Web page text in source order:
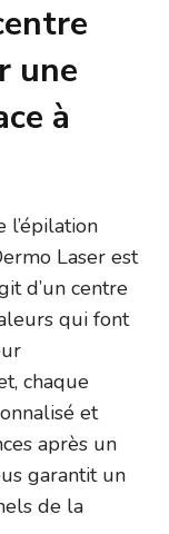
une
à
l’épilation
Laser est
d’un centre
qui font
chaque
et
après un
garantit un
de la